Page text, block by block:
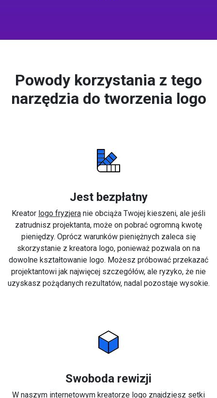
Powody korzystania z tego
narzędzia do tworzenia logo
Jest bezpłatny
Kreator logo fryzjera nie obciąża Twojej kieszeni, ale jeśli
zatrudnisz projektanta, może on pobrać ogromną kwotę
pieniędzy. Oprócz warunków pieniężnych zaleca się
skorzystanie z kreatora logo, ponieważ pozwala on na
dowolne kształtowanie logo. Możesz próbować przekazać
projektantowi jak najwięcej szczegółów, ale ryzyko, że nie
uzyskasz pożądanych rezultatów, nadal pozostaje wysokie.
Swoboda rewizji
W naszym internetowym kreatorze logo znajdziesz setki